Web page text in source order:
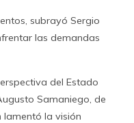
subrayó Sergio
las demandas
del Estado
Samaniego, de
lamentó la visión